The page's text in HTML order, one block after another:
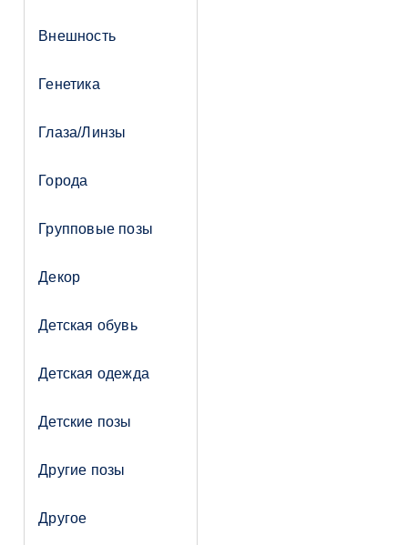
Внешность
Генетика
Глаза/Линзы
Города
Групповые позы
Декор
Детская обувь
Детская одежда
Детские позы
Другие позы
Другое